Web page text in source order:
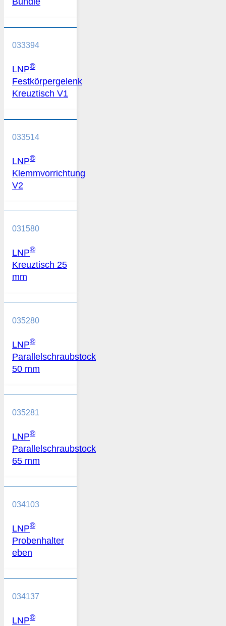
033394
LNP®
Festkörpergelenk
Kreuztisch V1
033514
LNP®
Klemmvorrichtung
V2
031580
LNP®
Kreuztisch 25
mm
035280
LNP®
Parallelschraubstock
50 mm
035281
LNP®
Parallelschraubstock
65 mm
034103
LNP®
Probenhalter
eben
034137
LNP®